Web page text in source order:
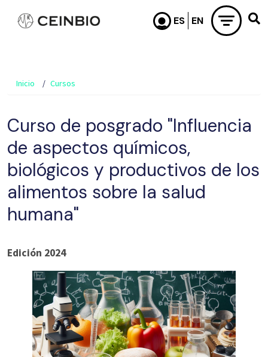
Pasar al contenido principal
Inicio Cursos
Curso de posgrado "Influencia
de aspectos químicos,
biológicos y productivos de los
alimentos sobre la salud
humana"
Edición 2024